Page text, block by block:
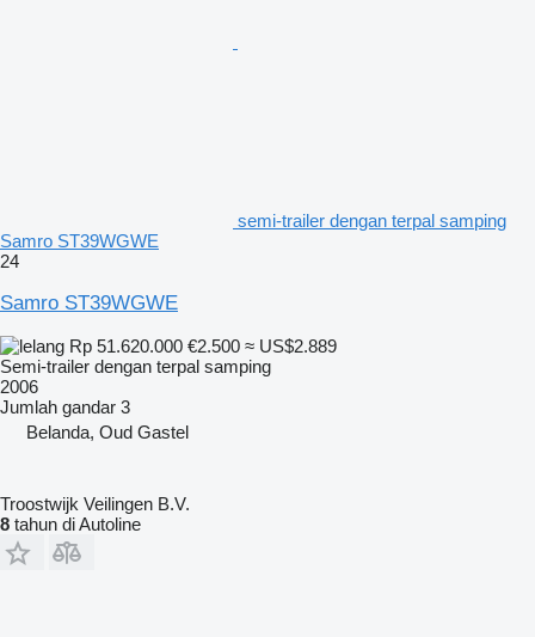
semi-trailer dengan terpal samping
Samro ST39WGWE
24
Samro ST39WGWE
Rp 51.620.000 €2.500 ≈ US$2.889
Semi-trailer dengan terpal samping
2006
Jumlah gandar 3
Belanda, Oud Gastel
Troostwijk Veilingen B.V.
8 tahun di Autoline